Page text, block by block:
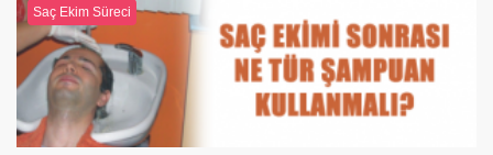
Saç Ekim Süreci